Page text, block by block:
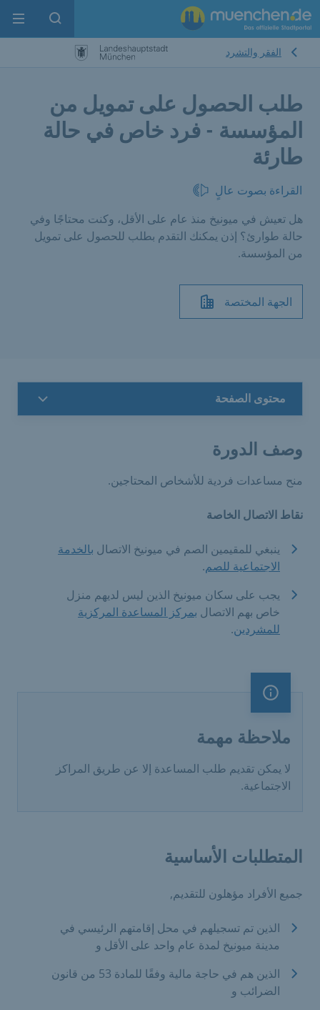
search
الفقر والتشرد
طلب الحصول على تمويل من
المؤسسة - فرد خاص في حالة
طارئة
القراءة بصوت عالٍ
هل تعيش في ميونيخ منذ عام على الأقل، وكنت محتاجًا وفي
حالة طوارئ؟ إذن يمكنك التقدم بطلب للحصول على تمويل
من المؤسسة.
الجهة المختصة
محتوى الصفحة
وصف الدورة
منح مساعدات فردية للأشخاص المحتاجين.
نقاط الاتصال الخاصة
ينبغي للمقيمين الصم في ميونيخ الاتصال بالخدمة
الاجتماعية للصم.
يجب على سكان ميونيخ الذين ليس لديهم منزل
خاص بهم الاتصال بمركز المساعدة المركزية
للمشردين.
ملاحظة مهمة
ملاحظة مهمة
لا يمكن تقديم طلب المساعدة إلا عن طريق المراكز
الاجتماعية.
المتطلبات الأساسية
جميع الأفراد مؤهلون للتقديم,
الذين تم تسجيلهم في محل إقامتهم الرئيسي في
مدينة ميونيخ لمدة عام واحد على الأقل و
الذين هم في حاجة مالية وفقًا للمادة 53 من قانون
الضرائب و